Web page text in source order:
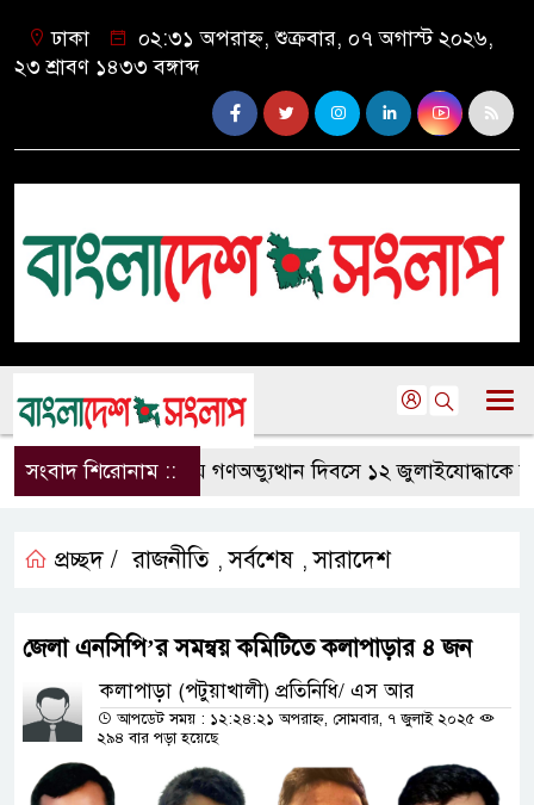
ঢাকা
০২:৩১ অপরাহ্ন, শুক্রবার, ০৭ অগাস্ট ২০২৬,
২৩ শ্রাবণ ১৪৩৩ বঙ্গাব্দ
সংবাদ শিরোনাম ::
কলাপাড়ায় গণঅভ্যুত্থান দিবসে ১২ জুলাইযোদ্ধাকে
প্রচ্ছদ / রাজনীতি ,সর্বশেষ ,সারাদেশ
জেলা এনসিপি’র সমন্বয় কমিটিতে কলাপাড়ার ৪ জন
কলাপাড়া (পটুয়াখালী) প্রতিনিধি/ এস আর
আপডেট সময় : ১২:২৪:২১ অপরাহ্ন, সোমবার, ৭ জুলাই ২০২৫
২৯৪ বার পড়া হয়েছে